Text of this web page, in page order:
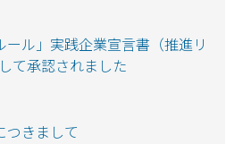
ール」実践企業宣言書（推進リ
て承認されました
つきまして